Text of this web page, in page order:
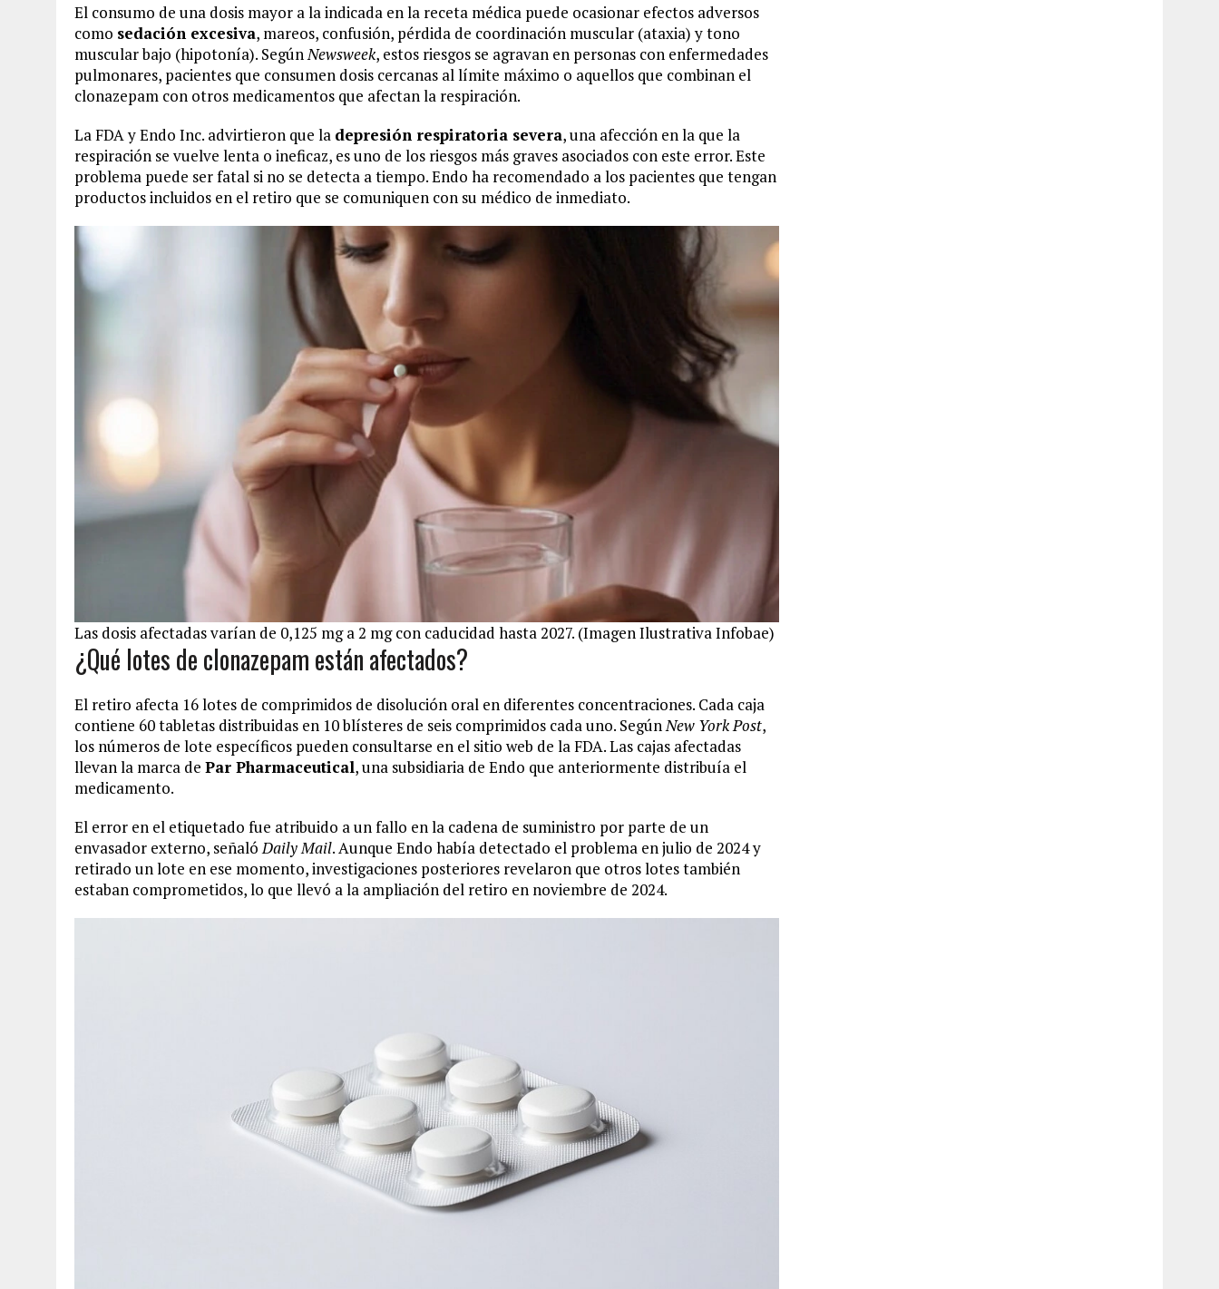
El consumo de una dosis mayor a la indicada en la receta médica puede ocasionar efectos adversos
como sedación excesiva, mareos, confusión, pérdida de coordinación muscular (ataxia) y tono
muscular bajo (hipotonía). SegúnNewsweek, estos riesgos se agravan en personas con enfermedades
pulmonares, pacientes que consumen dosis cercanas al límite máximo o aquellos que combinan el
clonazepam con otros medicamentos que afectan la respiración.
La FDA y Endo Inc. advirtieron que la depresión respiratoria severa, una afección en la que la
respiración se vuelve lenta o ineficaz, es uno de los riesgos más graves asociados con este error. Este
problema puede ser fatal si no se detecta a tiempo. Endo ha recomendado a los pacientes que tengan
productos incluidos en el retiro que se comuniquen con su médico de inmediato.
Las dosis afectadas varían de 0,125 mg a 2 mg con caducidad hasta 2027. (Imagen Ilustrativa Infobae)
¿Qué lotes de clonazepam están afectados?
El retiro afecta 16 lotes de comprimidos de disolución oral en diferentes concentraciones. Cada caja
contiene 60 tabletas distribuidas en 10 blísteres de seis comprimidos cada uno. SegúnNew York Post,
los números de lote específicos pueden consultarse en el sitio web de la FDA. Las cajas afectadas
llevan la marca de Par Pharmaceutical, una subsidiaria de Endo que anteriormente distribuía el
medicamento.
El error en el etiquetado fue atribuido a un fallo en la cadena de suministro por parte de un
envasador externo, señalóDaily Mail. Aunque Endo había detectado el problema en julio de 2024 y
retirado un lote en ese momento, investigaciones posteriores revelaron que otros lotes también
estaban comprometidos, lo que llevó a la ampliación del retiro en noviembre de 2024.